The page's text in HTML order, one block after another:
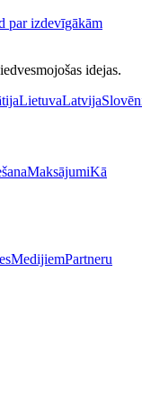
par izdevīgākām
idejas.
LietuvaLatvija
MaksājumiKā
MedijiemPartneru